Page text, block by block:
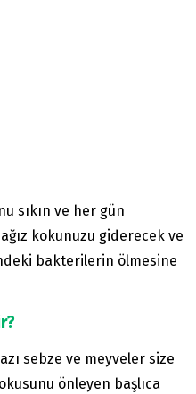
sıkın ve her gün
kokunuzu giderecek ve
bakterilerin ölmesine
sebze ve meyveler size
önleyen başlıca